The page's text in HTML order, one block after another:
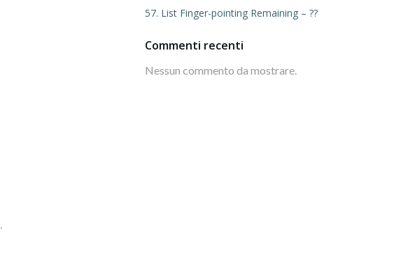
57. List Finger-pointing Remaining – ??
Commenti recenti
Nessun commento da mostrare.